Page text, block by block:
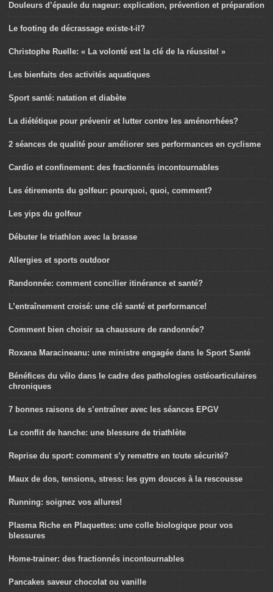
Douleurs d’épaule du nageur: explication, prévention et préparation
Le footing de décrassage existe-t-il?
Christophe Ruelle: « La volonté est la clé de la réussite! »
Les bienfaits des activités aquatiques
Sport santé: natation et diabète
La diététique pour prévenir et lutter contre les aménorrhées?
2 séances de qualité pour améliorer ses performances en cyclisme
Cardio et confinement: des fractionnés incontournables
Les étirements du golfeur: pourquoi, quoi, comment?
Les yips du golfeur
Débuter le triathlon avec la brasse
Allergies et sports outdoor
Randonnée: comment concilier itinérance et santé?
L’entraînement croisé: une clé santé et performance!
Comment bien choisir sa chaussure de randonnée?
Roxana Maracineanu: une ministre engagée dans le Sport Santé
Bénéfices du vélo dans le cadre des pathologies ostéoarticulaires
chroniques
7 bonnes raisons de s’entraîner avec les séances EPGV
Le conflit de hanche: une blessure de triathlète
Reprise du sport: comment s’y remettre en toute sécurité?
Maux de dos, tensions, stress: les gym douces à la rescousse
Running: soignez vos allures!
Plasma Riche en Plaquettes: une colle biologique pour vos
blessures
Home-trainer: des fractionnés incontournables
Pancakes saveur chocolat ou vanille